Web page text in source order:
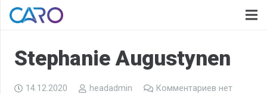
Stephanie Augustynen
14.12.2020 headadmin Комментариев нет